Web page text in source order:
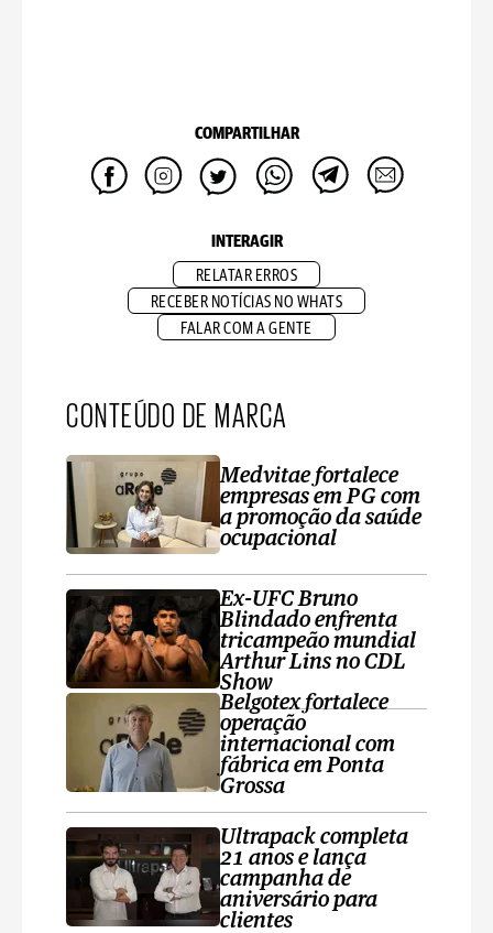
COMPARTILHAR
INTERAGIR
RELATAR ERROS
RECEBER NOTÍCIAS NO WHATS
FALAR COM A GENTE
CONTEÚDO DE MARCA
Medvitae fortalece
empresas em PG com
a promoção da saúde
ocupacional
Ex-UFC Bruno
Blindado enfrenta
tricampeão mundial
Arthur Lins no CDL
Show
Belgotex fortalece
operação
internacional com
fábrica em Ponta
Grossa
Ultrapack completa
21 anos e lança
campanha de
aniversário para
clientes